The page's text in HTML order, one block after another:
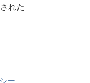
れた
ー